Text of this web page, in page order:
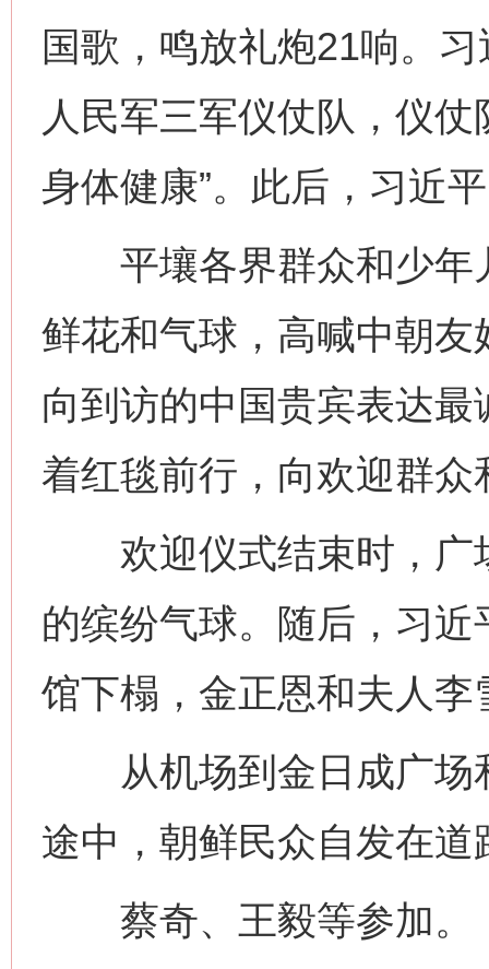
国歌，鸣放礼炮21响。
人民军三军仪仗队，仪
身体健康”。此后，习近
平壤各界群众和少年
鲜花和气球，高喊中朝
向到访的中国贵宾表达
着红毯前行，向欢迎群
欢迎仪式结束时，广
的缤纷气球。随后，习
馆下榻，金正恩和夫人
从机场到金日成广场
途中，朝鲜民众自发在
蔡奇、王毅等参加。
这是一记警钟！
在谋一域中谋全局
习近平的博鳌关键词